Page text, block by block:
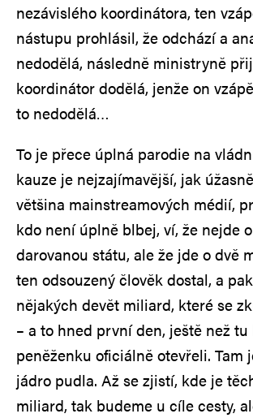
nezávislého koordinátora, ten
nástupu prohlásil, že odchází a
nedodělá, následně ministryně
koordinátor dodělá, jenže on
to nedodělá…
To je přece úplná parodie na
kauze je nejzajímavější, jak
většina mainstreamových médií,
kdo není úplně blbej, ví, že nejde
darovanou státu, ale že jde o dvě
ten odsouzený člověk dostal, a
nějakých devět miliard, které se
– a to hned první den, ještě než
peněženku oficiálně otevřeli. Tam
jádro pudla. Až se zjistí, kde je
miliard, tak budeme u cíle cesty,